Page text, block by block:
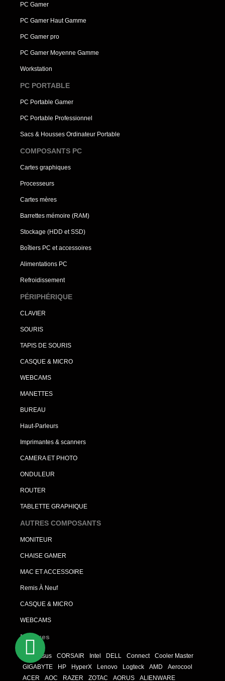
PC Gamer
PC Gamer Haut Gamme
PC Gamer pro
PC Gamer Moyenne Gamme
Workstation
PC PORTABLE
PC Portable Gamer
PC Portable Professionnel
Sacs & Housses Ordinateur Portable
COMPOSANTS PC
Cartes graphiques
Processeurs
Cartes mères
Barrettes mémoire (RAM)
Stockage (HDD et SSD)
Boîtiers PC et accessoires
Alimentations PC
Refroidissement
PÉRIPHÉRIQUE
CLAVIER
SOURIS
TAPIS DE SOURIS
CASQUE & MICRO
WEBCAMS
MANETTES
BUREAU
Haut-Parleurs
Imprimantes & scanners
CAMERA ET PHOTO
ONDULEUR
ROUTER
TABLETTE GRAPHIQUE
AUTRES COMPOSANTS
MONITEUR
CHAISE GAMER
MAC ET ACCESSOIRE
Remis À Neuf
CASQUE & MICRO
WEBCAMS
Marques
MSI Asus CORSAIR Intel DELL Connect
Cooler Master
GIGABYTE
HP HyperX Lenovo Logteck AMD
Aerocool
ACER
AOC RAZER ZOTAC AORUS ALIENWARE